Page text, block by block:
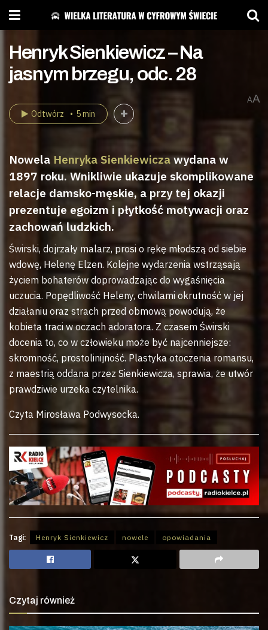
Henryk Sienkiewicz – Na
jasnym brzegu, odc. 28
AA
Odtwórz 5 min
Nowela Henryka Sienkiewiczawydana w
1897 roku. Wnikliwie ukazuje skomplikowane
relacje damsko-męskie, a przy tej okazji
prezentuje egoizm i płytkość motywacji oraz
zachowań ludzkich.
Świrski, dojrzały malarz, prosi o rękę młodszą od siebie
wdowę, Helenę Elzen. Kolejne wydarzenia wstrząsają
życiem bohaterów doprowadzając do wygaśnięcia
uczucia. Popędliwość Heleny, chwilami okrutność w jej
działaniu oraz strach przed obmową powodują, że
kobieta traci w oczach adoratora. Z czasem Świrski
docenia to, co w człowieku może być najcenniejsze:
skromność, prostolinijność. Plastyka otoczenia romansu,
z maestrią oddana przez Sienkiewicza, sprawia, że utwór
prawdziwie urzeka czytelnika.
Czyta Mirosława Podwysocka.
Tagi: Henryk Sienkiewicz nowele opowiadania
Czytaj również